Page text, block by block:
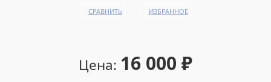
СРАВНИТЬ ИЗБРАННОЕ
Цена: 16 000 ₽